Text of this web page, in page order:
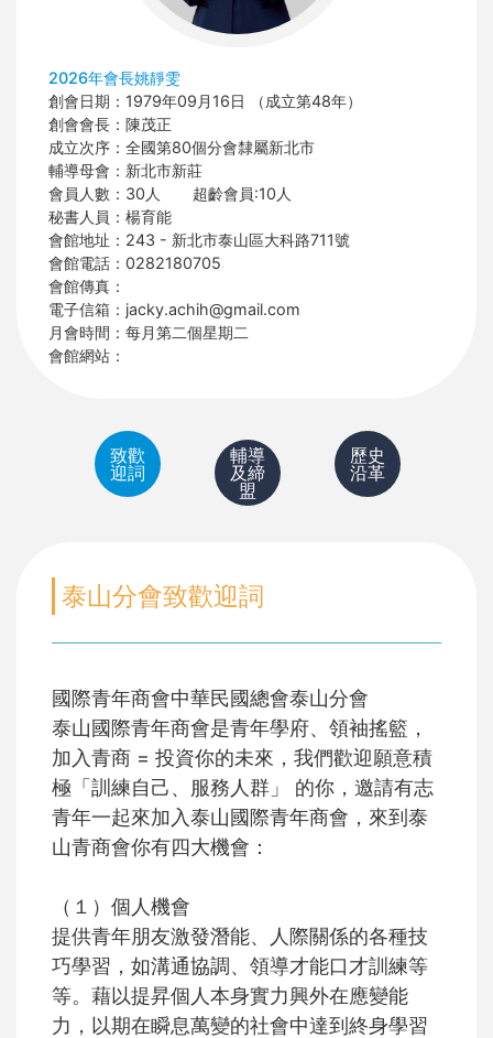
2026年會長姚靜雯
創會日期： 1979年09月16日 （成立第48年）
創會會長： 陳茂正
成立次序： 全國第80個分會隸屬新北市
輔導母會： 新北市新莊
會員人數： 30人 超齡會員:10人
秘書人員： 楊育能
會館地址： 243 - 新北市泰山區大科路711號
會館電話： 0282180705
會館傳真：
電子信箱： jacky.achih@gmail.com
月會時間： 每月第二個星期二
會館網站：
致歡
迎詞
輔導
及締
盟
歷史
沿革
泰山分會致歡迎詞
國際青年商會中華民國總會泰山分會
泰山國際青年商會是青年學府、領袖搖籃，
加入青商 = 投資你的未來，我們歡迎願意積
極「訓練自己、服務人群」 的你，邀請有志
青年一起來加入泰山國際青年商會，來到泰
山青商會你有四大機會：
（１）個人機會
提供青年朋友激發潛能、人際關係的各種技
巧學習，如溝通協調、領導才能口才訓練等
等。藉以提昇個人本身實力興外在應變能
力，以期在瞬息萬變的社會中達到終身學習